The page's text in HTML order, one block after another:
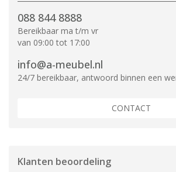
088 844 8888
Bereikbaar ma t/m vr
van 09:00 tot 17:00
info@a-meubel.nl
24/7 bereikbaar, antwoord binnen een
CONTACT
Klanten beoordeling